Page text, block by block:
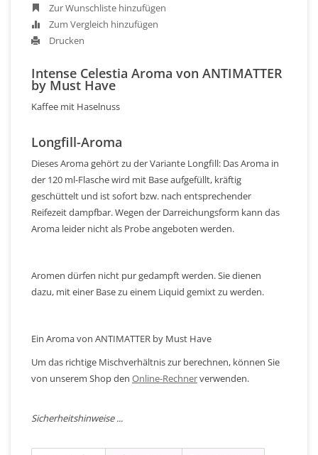
Zur Wunschliste hinzufügen
Zum Vergleich hinzufügen
Drucken
Intense Celestia Aroma von ANTIMATTER
by Must Have
Kaffee mit Haselnuss
Longfill-Aroma
Dieses Aroma gehört zu der Variante Longfill: Das Aroma in
der 120 ml-Flasche wird mit Base aufgefüllt, kräftig
geschüttelt und ist sofort bzw. nach entsprechender
Reifezeit dampfbar. Wegen der Darreichungsform kann das
Aroma leider nicht als Probe angeboten werden.
Aromen dürfen nicht pur gedampft werden. Sie dienen
dazu, mit einer Base zu einem Liquid gemixt zu werden.
Ein Aroma von ANTIMATTER by Must Have
Um das richtige Mischverhältnis zur berechnen, können Sie
von unserem Shop den Online-Rechnerverwenden.
Sicherheitshinweise ...